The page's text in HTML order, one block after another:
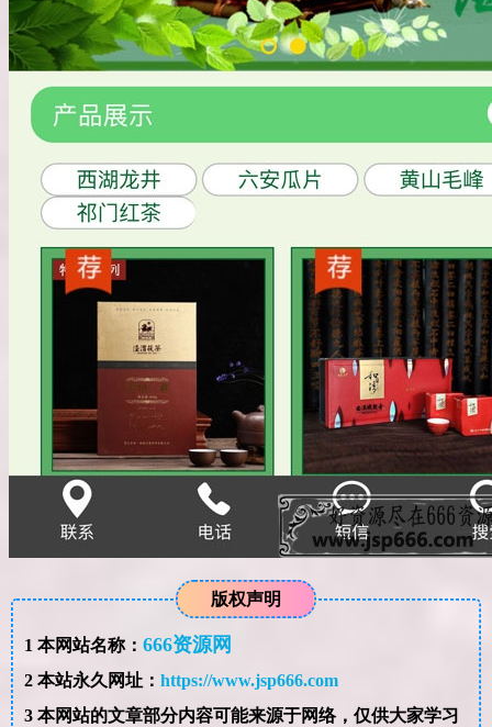
版权声明
1 本网站名称： 666资源网
2本站永久网址： https://www.jsp666.com
3本网站的文章部分内容可能来源于网络，仅供大家学习